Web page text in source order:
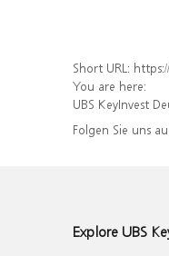
Short URL: https://
You are here:
UBS KeyInvest
Folgen Sie uns
Explore UBS